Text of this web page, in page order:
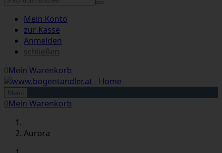
Mein Konto
zur Kasse
Anmelden
schließen
0Mein Warenkorb
Menü
0Mein Warenkorb
Aurora